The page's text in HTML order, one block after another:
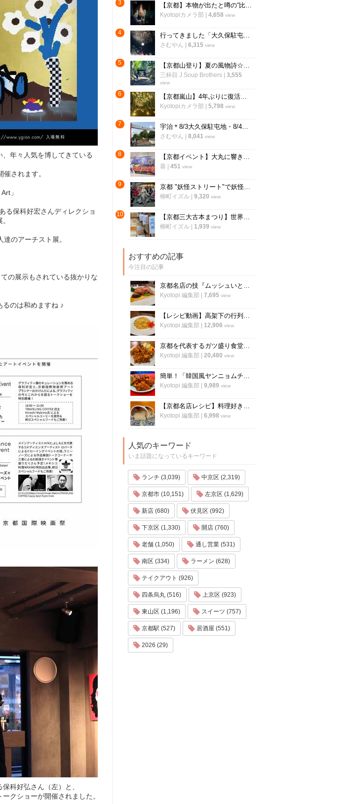
年々人気を博してきている
されます。
」
る保科好宏さんディレクショ
のアーチスト展。
の展示もされている抜かりな
のは和めますね ♪
科好弘さん（左）と、
クショーが開催されました。
3 【京都】本物が出たと噂の“比叡山お化け屋敷”が26年ぶりに復活！あの恐怖体験が蘇る
Kyotopiカメラ部 4,658 view
4 行ってきました「大久保駐屯地夏まつり」8/9は「桂駐屯地納涼夏祭り」開催【イベント】
さむやん 6,315 view
5 【京都山登り】夏の風物詩☆愛宕神社『千日詣』を最短ルートで！夜間参拝4年ぶり再開☆
三杯目 J Soup Brothers| 3,555
view
6 【京都嵐山】4年ぶりに復活！幻想的な竹林ライトアップ「嵐山月灯路」
Kyotopiカメラ部 5,798 view
7 宇治＊8/3大久保駐屯地・8/4宇治駐屯地夏まつり開催！大久保では打ち上げ花火も【イベント】
さむやん 8,041 view
8 【京都イベント】大丸に響き渡る悲鳴！伝説の「比叡山お化け屋敷」で恐怖納涼体験
葵 451 view
9 京都 "妖怪ストリート"で妖怪フリマ「モノノケ市」&「一条百鬼夜行」開催！
柳町イズル| 9,320 view
10 【京都三大古本まつり】世界遺産・下鴨神社の糺の森で毎年恒例「下鴨納涼古本まつり」が開催
柳町イズル| 1,939 view
おすすめの記事
今注目の記事
京都名店の技『ムッシュいとう』の総料理長直伝「チキンステーキ」の焼き方
Kyotopi 編集部 7,695 view
【レシピ動画】高架下の行列ラーメン店「大中」にプロのチャーハンを教わる！
Kyotopi 編集部 12,906 view
京都を代表するガツ盛り食堂「ハイライト」の名物メニュー”唐揚げ”の作り方
Kyotopi 編集部 20,480 view
簡単！「韓国風ヤンニョムチキン」の作り方！京都の人気韓国料理店『ナム』に教わりました！
Kyotopi 編集部 9,989 view
【京都名店レシピ】料理好き必見！京名物の鯖寿司を自宅でつくる！「酒房わかば」
Kyotopi 編集部 6,998 view
人気のキーワード
いま話題になっているキーワード
ランチ (3,039) 中京区 (2,319)
京都市 (10,151) 左京区 (1,629)
新店 (680) 伏見区 (992)
下京区 (1,330) 開店 (760)
老舗 (1,050) 通し営業 (531)
南区 (334) ラーメン (628)
テイクアウト (926)
四条烏丸 (516) 上京区 (923)
東山区 (1,196) スイーツ (757)
京都駅 (527) 居酒屋 (551)
2026 (29)